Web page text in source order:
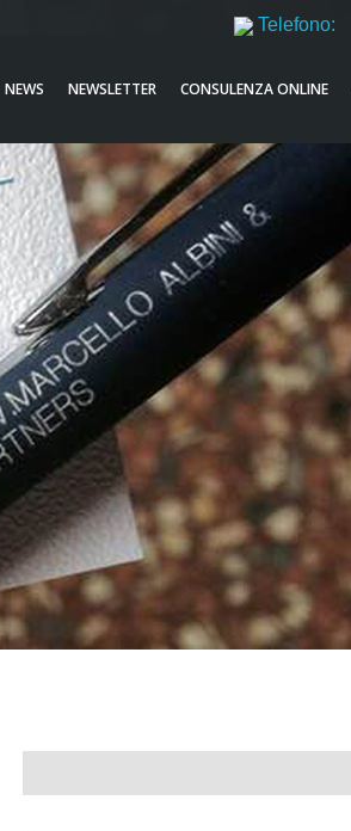
Telefono:
NEWS NEWSLETTER CONSULENZA ONLINE